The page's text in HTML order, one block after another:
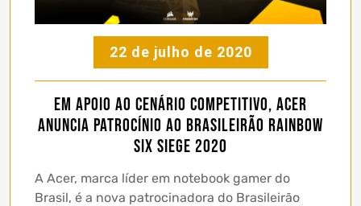
22 de julho de 2020
Em apoio ao cenário competitivo, Acer
anuncia patrocínio ao Brasileirão Rainbow
Six Siege 2020
A Acer, marca líder em notebook gamer do
Brasil, é a nova patrocinadora do Brasileirão